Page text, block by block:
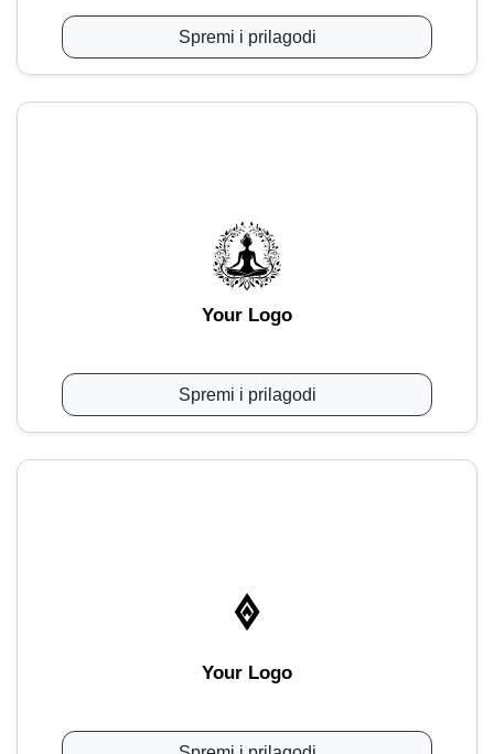
Spremi i prilagodi
Your Logo
Spremi i prilagodi
Your Logo